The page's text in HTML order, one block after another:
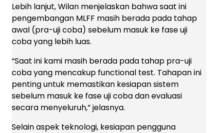
Lebih lanjut, Wilan menjelaskan bahwa saat ini
pengembangan MLFF masih berada pada tahap
awal (pra-uji coba) sebelum masuk ke fase uji
coba yang lebih luas.
“Saat ini kami masih berada pada tahap pra-uji
coba yang mencakup functional test. Tahapan ini
penting untuk memastikan kesiapan sistem
sebelum masuk ke fase uji coba dan evaluasi
secara menyeluruh,” jelasnya.
Selain aspek teknologi, kesiapan pengguna